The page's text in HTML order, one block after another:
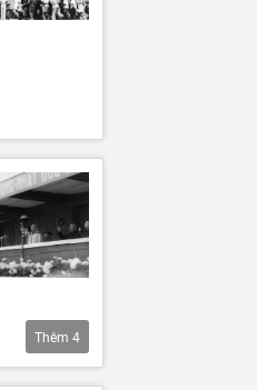
Thêm 4